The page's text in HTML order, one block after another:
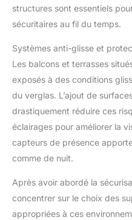
structures sont essentiels
sécuritaires au fil du temps.
Systèmes anti-glisse et
Les balcons et terrasses
exposés à des conditions
du verglas. L’ajout de
drastiquement réduire ces
éclairages pour améliorer la
capteurs de présence
comme de nuit.
Après avoir abordé la
concentrer sur le choix des
appropriées à ces